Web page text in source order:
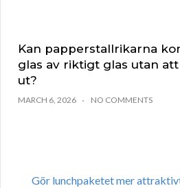
Kan papperstallrikarna
glas av riktigt glas utan
ut?
MARCH 6, 2026 NO COMMENTS
Gör lunchpaketet mer